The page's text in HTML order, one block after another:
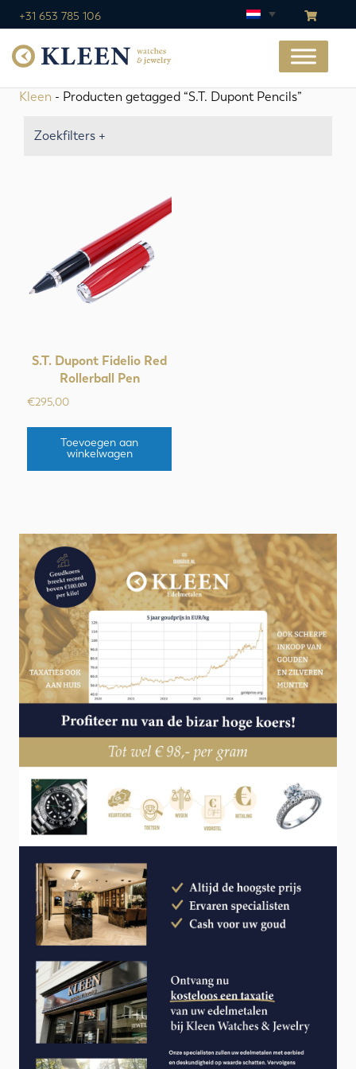
+31 653 785 106
Kleen - Producten getagged “S.T. Dupont Pencils”
Zoekfilters +
S.T. Dupont Fidelio Red
Rollerball Pen
€295,00
Toevoegen aan
winkelwagen